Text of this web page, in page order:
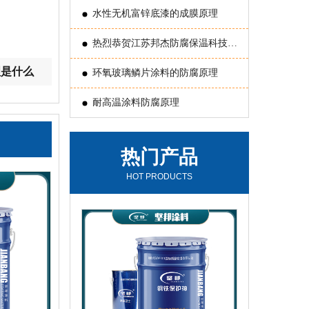
什么
水性无机富锌底漆的成膜原理
热烈恭贺江苏邦杰防腐保温科技有
限公司 被评为常州国家国家新型涂
料高新技术产业化基地“骨干企业”
环氧玻璃鳞片涂料的防腐原理
耐高温涂料防腐原理
热门产品
HOT PRODUCTS